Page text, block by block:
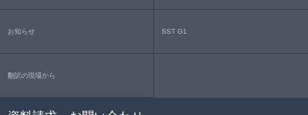
お知らせ SST G1
翻訳の現場から